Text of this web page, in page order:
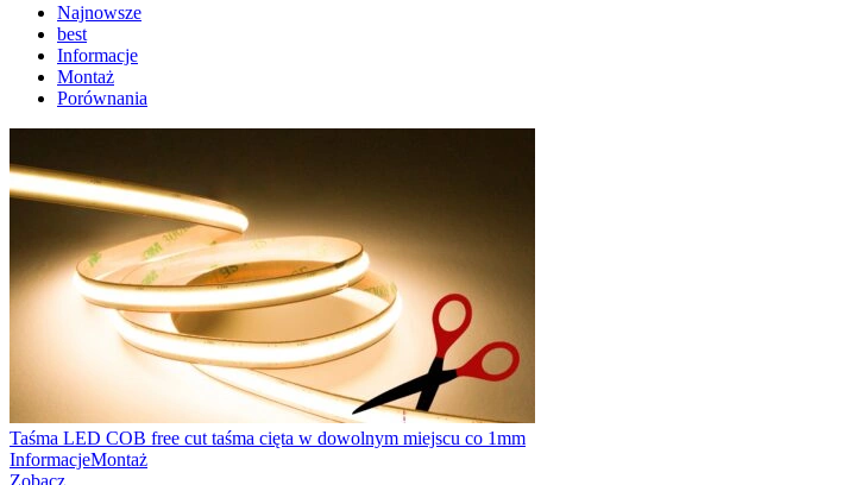
Najnowsze
best
Informacje
Montaż
Porównania
Taśma LED COB free cut taśma cięta w dowolnym miejscu co 1mm
InformacjeMontaż
Zobacz